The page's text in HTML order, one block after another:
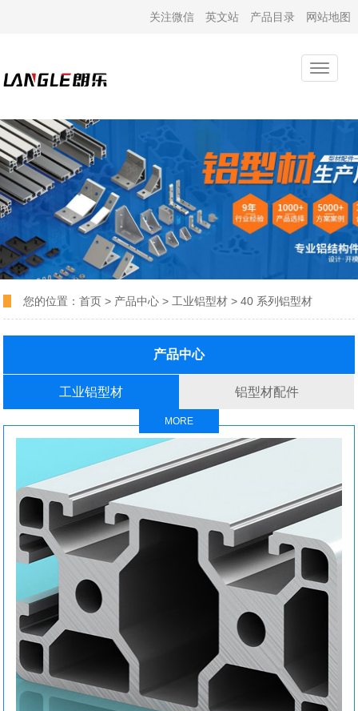
关注微信 英文站 产品目录 网站地图
您的位置：首页> 产品中心 > 工业铝型材 >40 系列铝型材
产品中心
工业铝型材
MORE
铝型材配件